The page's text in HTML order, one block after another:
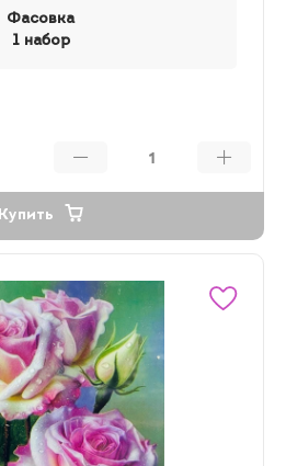
Фасовка
1 набор
Купить